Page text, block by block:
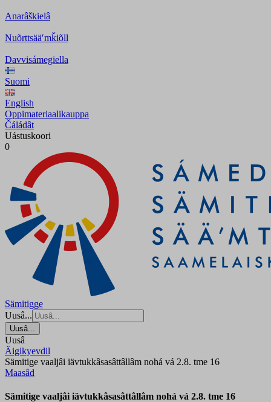
Anarâškielâ
Nuõrttsääʹmǩiõll
Davvisámegiella
Suomi
English
Oppimateriaalikauppa
Čáládât
Uástuskoori
0
Sämitigge
Uusâ...
Uusâ...
Uusâ
Äigikyevdil
Sämitige vaaljâi iävtukkâsasâttâllâm nohá vá 2.8. tme 16
Maasâd
Sämitige vaaljâi iävtukkâsasâttâllâm nohá vá 2.8. tme 16